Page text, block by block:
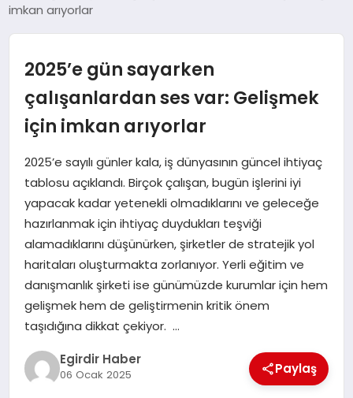
MAGAZIN
SIYASET
SPOR
TEKNOLOJI
YAŞAM
imkan arıyorlar
2025’e gün sayarken
çalışanlardan ses var: Gelişmek
için imkan arıyorlar
2025’e sayılı günler kala, iş dünyasının güncel ihtiyaç
tablosu açıklandı. Birçok çalışan, bugün işlerini iyi
yapacak kadar yetenekli olmadıklarını ve geleceğe
hazırlanmak için ihtiyaç duydukları teşviği
alamadıklarını düşünürken, şirketler de stratejik yol
haritaları oluşturmakta zorlanıyor. Yerli eğitim ve
danışmanlık şirketi ise günümüzde kurumlar için hem
gelişmek hem de geliştirmenin kritik önem
taşıdığına dikkat çekiyor. …
Egirdir Haber
06 Ocak 2025 Paylaş